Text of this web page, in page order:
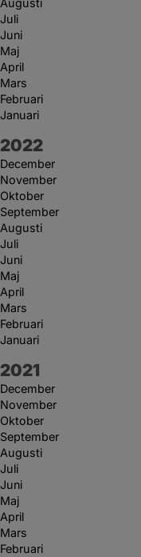
Augusti
Juli
Juni
Maj
April
Mars
Februari
Januari
År:
2022
December
November
Oktober
September
Augusti
Juli
Juni
Maj
April
Mars
Februari
Januari
År:
2021
December
November
Oktober
September
Augusti
Juli
Juni
Maj
April
Mars
Februari